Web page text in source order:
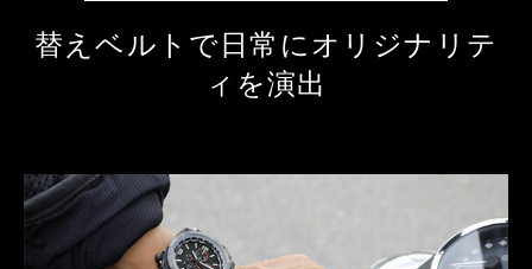
替えベルトで日常にオリジナリテ
ィを演出